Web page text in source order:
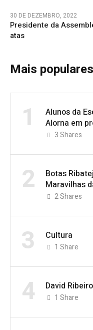
30 DE DEZEMBRO, 2022
Presidente da
atas
Mais populares
1
Alunos da
Alorna em
3Shares
2
Botas
Maravilhas
2Shares
3 Cultura
1 Share
4 David
1 Share